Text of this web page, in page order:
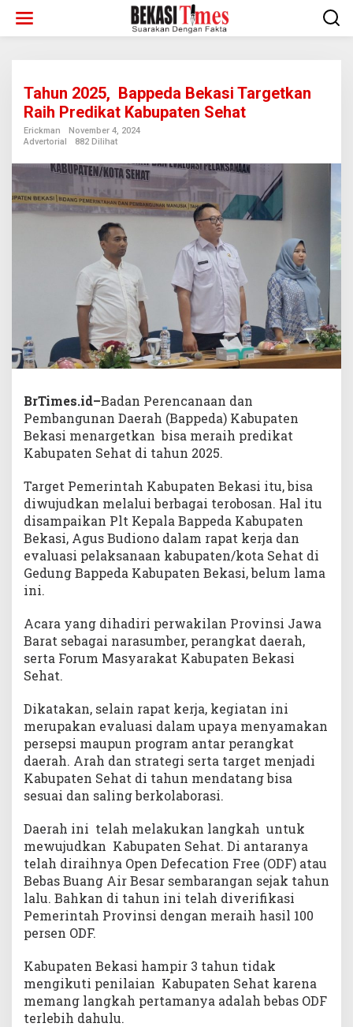
konten
Tahun 2025, Bappeda Bekasi Targetkan
Raih Predikat Kabupaten Sehat
Erickman
November 4, 2024
Advertorial
882 Dilihat
BrTimes.id–Badan Perencanaan dan
Pembangunan Daerah (Bappeda) Kabupaten
Bekasi menargetkan bisa meraih predikat
Kabupaten Sehat di tahun 2025.
Target Pemerintah Kabupaten Bekasi itu, bisa
diwujudkan melalui berbagai terobosan. Hal itu
disampaikan Plt Kepala Bappeda Kabupaten
Bekasi, Agus Budiono dalam rapat kerja dan
evaluasi pelaksanaan kabupaten/kota Sehat di
Gedung Bappeda Kabupaten Bekasi, belum lama
ini.
Acara yang dihadiri perwakilan Provinsi Jawa
Barat sebagai narasumber, perangkat daerah,
serta Forum Masyarakat Kabupaten Bekasi
Sehat.
Dikatakan, selain rapat kerja, kegiatan ini
merupakan evaluasi dalam upaya menyamakan
persepsi maupun program antar perangkat
daerah. Arah dan strategi serta target menjadi
Kabupaten Sehat di tahun mendatang bisa
sesuai dan saling berkolaborasi.
Daerah ini telah melakukan langkah untuk
mewujudkan Kabupaten Sehat. Di antaranya
telah diraihnya Open Defecation Free (ODF) atau
Bebas Buang Air Besar sembarangan sejak tahun
lalu. Bahkan di tahun ini telah diverifikasi
Pemerintah Provinsi dengan meraih hasil 100
persen ODF.
Kabupaten Bekasi hampir 3 tahun tidak
mengikuti penilaian Kabupaten Sehat karena
memang langkah pertamanya adalah bebas ODF
terlebih dahulu.